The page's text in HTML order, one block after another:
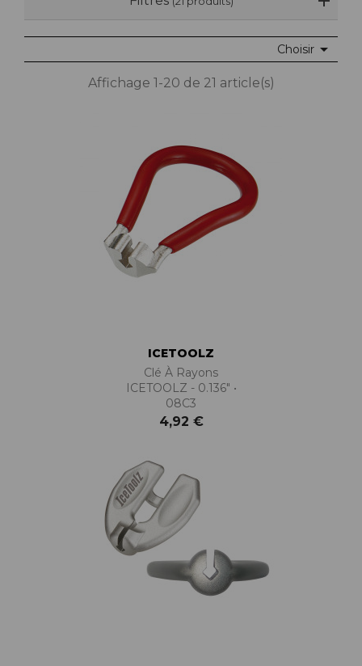
Choisir 
Affichage 1-20 de 21 article(s)
ICETOOLZ
Clé À Rayons
ICETOOLZ - 0.136" •
08C3
4,92 €